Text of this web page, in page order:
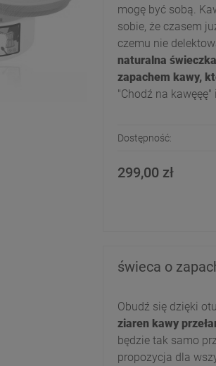
mogę być sobą.
sobie, że czasem
czemu nie
naturalna
zapachem kawy,
"Chodź na
Dostępność:
299,00 zł
świeca o
Obudź się dzięki
ziaren kawy
będzie tak samo
propozycja dla